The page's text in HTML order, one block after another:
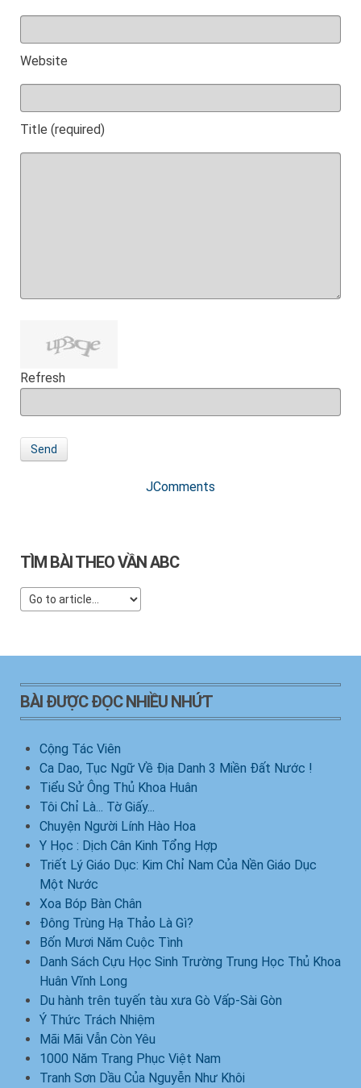
Website
Title (required)
Refresh
Send
JComments
TÌM BÀI THEO VẦN ABC
BÀI ĐƯỢC ĐỌC NHIỀU NHỨT
Cộng Tác Viên
Ca Dao, Tục Ngữ Về Địa Danh 3 Miền Đất Nước !
Tiểu Sử Ông Thủ Khoa Huân
Tôi Chỉ Là... Tờ Giấy...
Chuyện Người Lính Hào Hoa
Y Học : Dịch Cân Kinh Tổng Hợp
Triết Lý Giáo Dục: Kim Chỉ Nam Của Nền Giáo Dục
Một Nước
Xoa Bóp Bàn Chân
Đông Trùng Hạ Thảo Là Gì?
Bốn Mươi Năm Cuộc Tình
Danh Sách Cựu Học Sinh Trường Trung Học Thủ Khoa
Huân Vĩnh Long
Du hành trên tuyến tàu xưa Gò Vấp-Sài Gòn
Ý Thức Trách Nhiệm
Mãi Mãi Vẫn Còn Yêu
1000 Năm Trang Phục Việt Nam
Tranh Sơn Dầu Của Nguyễn Như Khôi